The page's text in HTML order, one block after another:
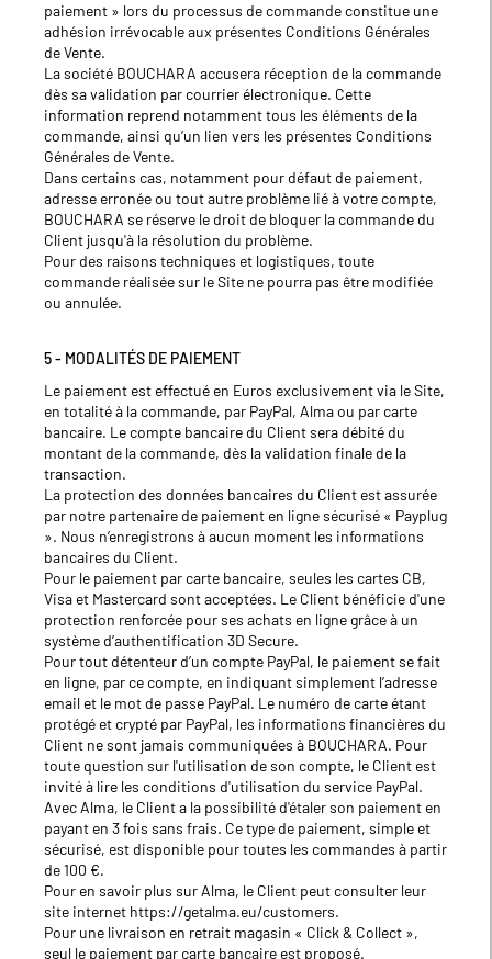
paiement » lors du processus de commande constitue une
adhésion irrévocable aux présentes Conditions Générales
de Vente.
La société BOUCHARA accusera réception de la commande
dès sa validation par courrier électronique. Cette
information reprend notamment tous les éléments de la
commande, ainsi qu’un lien vers les présentes Conditions
Générales de Vente.
Dans certains cas, notamment pour défaut de paiement,
adresse erronée ou tout autre problème lié à votre compte,
BOUCHARA se réserve le droit de bloquer la commande du
Client jusqu'à la résolution du problème.
Pour des raisons techniques et logistiques, toute
commande réalisée sur le Site ne pourra pas être modifiée
ou annulée.
5 - MODALITÉS DE PAIEMENT
Le paiement est effectué en Euros exclusivement via le Site,
en totalité à la commande, par PayPal, Alma ou par carte
bancaire. Le compte bancaire du Client sera débité du
montant de la commande, dès la validation finale de la
transaction.
La protection des données bancaires du Client est assurée
par notre partenaire de paiement en ligne sécurisé « Payplug
». Nous n’enregistrons à aucun moment les informations
bancaires du Client.
Pour le paiement par carte bancaire, seules les cartes CB,
Visa et Mastercard sont acceptées. Le Client bénéficie d'une
protection renforcée pour ses achats en ligne grâce à un
système d’authentification 3D Secure.
Pour tout détenteur d’un compte PayPal, le paiement se fait
en ligne, par ce compte, en indiquant simplement l’adresse
email et le mot de passe PayPal. Le numéro de carte étant
protégé et crypté par PayPal, les informations financières du
Client ne sont jamais communiquées à BOUCHARA. Pour
toute question sur l'utilisation de son compte, le Client est
invité à lire les conditions d'utilisation du service PayPal.
Avec Alma, le Client a la possibilité d'étaler son paiement en
payant en 3 fois sans frais. Ce type de paiement, simple et
sécurisé, est disponible pour toutes les commandes à partir
de 100 €.
Pour en savoir plus sur Alma, le Client peut consulter leur
site internet https://getalma.eu/customers.
Pour une livraison en retrait magasin « Click & Collect »,
seul le paiement par carte bancaire est proposé.